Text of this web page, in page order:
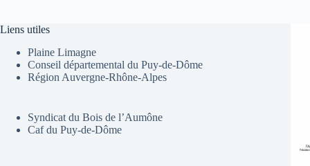
Liens utiles
Plaine Limagne
Conseil départemental du Puy-de-Dôme
Région Auvergne-Rhône-Alpes
Syndicat du Bois de l’Aumône
Caf du Puy-de-Dôme